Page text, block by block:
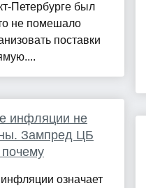
Петербурге был
не помешало
поставки
инфляции не
Зампред ЦБ
означает